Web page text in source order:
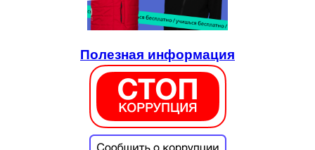
Полезная информация